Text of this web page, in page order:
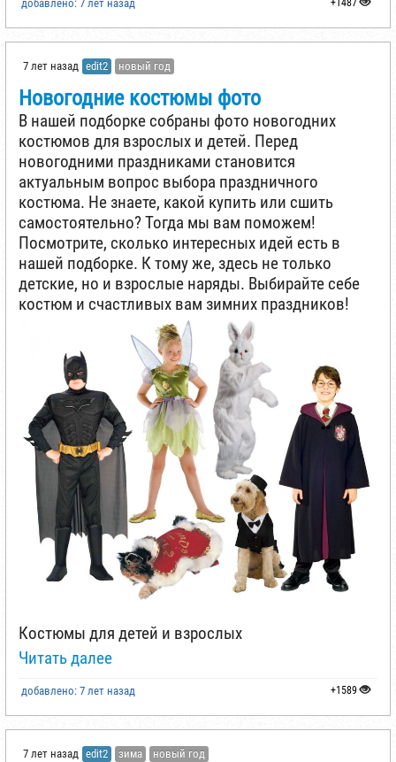
добавлено: 7 лет назад
7 лет назад edit2 новый год
Новогодние костюмы фото
В нашей подборке собраны фото новогодних
костюмов для взрослых и детей. Перед
новогодними праздниками становится
актуальным вопрос выбора праздничного
костюма. Не знаете, какой купить или сшить
самостоятельно? Тогда мы вам поможем!
Посмотрите, сколько интересных идей есть в
нашей подборке. К тому же, здесь не только
детские, но и взрослые наряды. Выбирайте себе
костюм и счастливых вам зимних праздников!
Костюмы для детей и взрослых
Читать далее
добавлено: 7 лет назад +1589
7 лет назад edit2 зима новый год